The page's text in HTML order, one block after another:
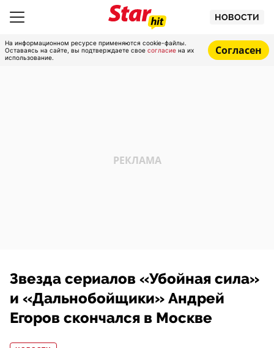
НОВОСТИ
На информационном ресурсе применяются cookie-файлы.
Оставаясь на сайте, вы подтверждаете свое согласие на их
использование.
Согласен
Звезда сериалов «Убойная сила»
и «Дальнобойщики» Андрей
Егоров скончался в Москве